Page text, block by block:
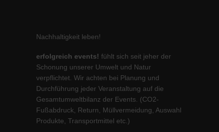
Nachhaltigkeit leben!
erfolgreich events! fühlt sich seit jeher der
Schonung unserer Umwelt und Natur
verpflichtet. Wir achten bei Planung und
Durchführung jeder Veranstaltung auf die
Gesamtumweltbilanz der Events. (CO2-
Fußabdruck, Return, Müllvermeidung, Auswahl
Produkte, Transportmittel etc.)